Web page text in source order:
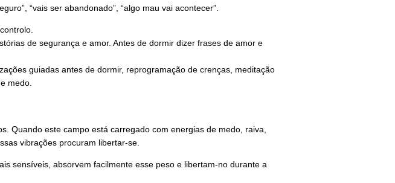
“vais ser abandonado”, “algo mau vai acontecer”.
de segurança e amor. Antes de dormir dizer frases de amor e
guiadas antes de dormir, reprogramação de crenças, meditação
medo.
Quando este campo está carregado com energias de medo, raiva,
vibrações procuram libertar-se.
sensíveis, absorvem facilmente esse peso e libertam-no durante a